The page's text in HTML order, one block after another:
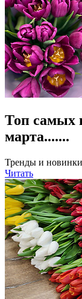
Топ самых
марта.......
Тренды и новинки
Читать